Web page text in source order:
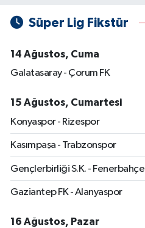
Süper Lig Fikstür
14 Ağustos, Cuma
Galatasaray - Çorum FK
15 Ağustos, Cumartesi
Konyaspor - Rizespor
Kasımpaşa - Trabzonspor
Gençlerbirliği S.K. - Fenerbahçe
Gaziantep FK - Alanyaspor
16 Ağustos, Pazar